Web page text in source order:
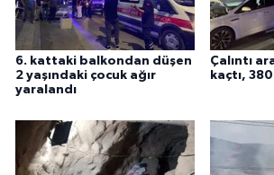
6. kattaki balkondan düşen
2 yaşındaki çocuk ağır
yaralandı
Çalıntı
kaçtı,